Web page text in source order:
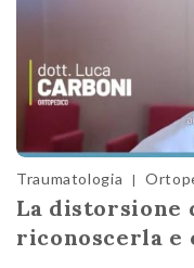
Traumatologia |
La distorsione
riconoscerla e